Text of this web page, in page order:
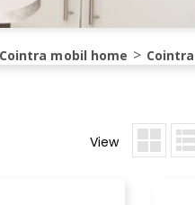
mobil home Cointra
View